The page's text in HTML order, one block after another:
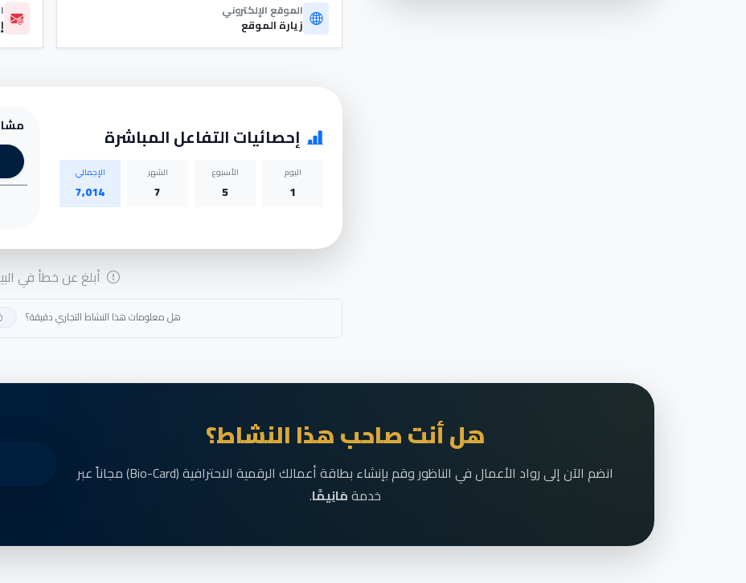
الموقع الإلكتروني
زيارة الموقع
إحصائيات التفاعل المباشرة
اليوم
1
الأسبوع
5
الشهر
7
الإجمالي
7,014
أبلغ عن خطأ في
هل معلومات هذا النشاط التجاري دقيقة؟
هل أنت صاحب هذا النشاط؟
انضم الآن إلى رواد الأعمال في الناظور وقم بإنشاء بطاقة أعمالك الرقمية الاحترافية (Bio-Card) مجاناً عبر
خدمةمَانِيمَّا.